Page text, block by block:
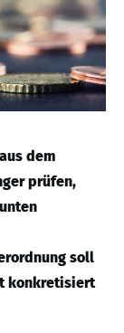
dem
prüfen,
soll
konkretisiert